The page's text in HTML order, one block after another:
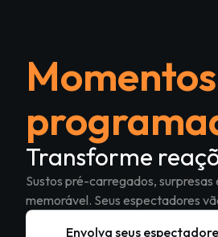
Transforme
Sustos pré-carregados,
memorável. Seus espectadores
Envolva seus